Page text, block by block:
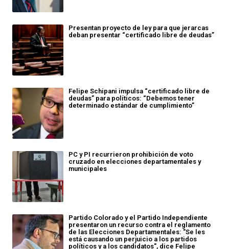
Presentan proyecto de ley para que jerarcas
deban presentar “certificado libre de deudas”
Felipe Schipani impulsa “certificado libre de
deudas” para políticos: “Debemos tener
determinado estándar de cumplimiento”
PC y PI recurrieron prohibición de voto
cruzado en elecciones departamentales y
municipales
Partido Colorado y el Partido Independiente
presentaron un recurso contra el reglamento
de las Elecciones Departamentales: "Se les
está causando un perjuicio a los partidos
políticos y a los candidatos", dice Felipe